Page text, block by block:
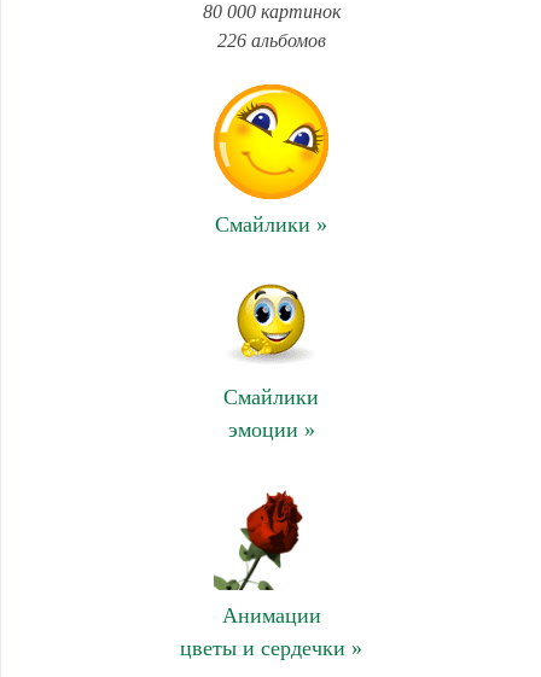
80 000 картинок
226 альбомов
Смайлики »
Смайлики
эмоции »
Анимации
цветы и сердечки »